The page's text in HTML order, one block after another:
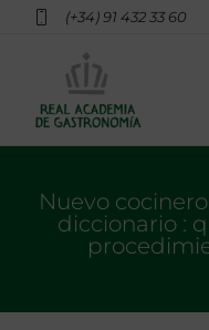
(+34) 91 432 33 60
Nuevo
diccionario :